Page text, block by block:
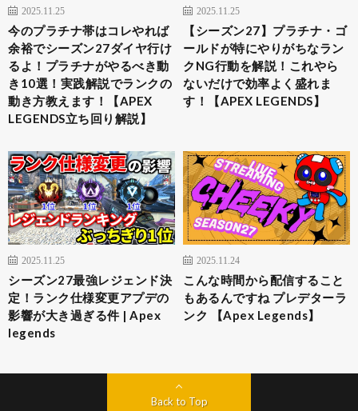
2025.11.25
今のプラチナ帯はコレやれば
余裕でシーズン27ダイヤ行け
るよ！プラチナがやるべき動
き10選！実践解説でランクの
動き方教えます！【APEX
LEGENDS立ち回り解説】
2025.11.25
【シーズン27】プラチナ・ゴ
ールドが特にやりがちなラン
クNG行動を解説！これやら
ないだけで効率よく盛れま
す！【APEX LEGENDS】
2025.11.25
シーズン27最強レジェンド決
定！ランク仕様変更アプデの
影響が大き過ぎる件 | Apex
legends
2025.11.24
こんな時間から配信すること
もあるんですね プレデターラ
ンク 【Apex Legends】
Back to Top